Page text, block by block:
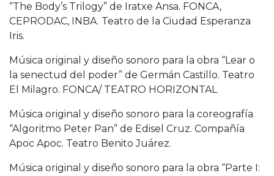
“The Body’s Trilogy” de Iratxe Ansa. FONCA,
CEPRODAC, INBA. Teatro de la Ciudad Esperanza
Iris.
Música original y diseño sonoro para la obra “Lear o
la senectud del poder” de Germán Castillo. Teatro
El Milagro. FONCA/ TEATRO HORIZONTAL
Música original y diseño sonoro para la coreografía
“Algoritmo Peter Pan” de Edisel Cruz. Compañía
Apoc Apoc. Teatro Benito Juárez.
Música original y diseño sonoro para la obra “Parte I: